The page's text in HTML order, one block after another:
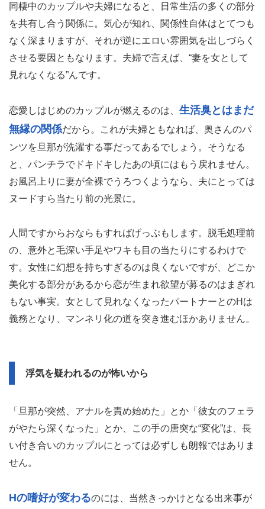
同棲中のカップルや夫婦になると、日常生活の多くの部分
を共有し合う関係に。気心が知れ、関係性自体はとてつも
なく深まりますが、それが逆にエロい雰囲気を出しづらく
させる要因ともなります。夫婦で言えば、“妻を女として
見れなくなる”んです。
恋愛しはじめのカップルが燃えるのは、 生活臭とはまだ
無縁の関係だから。これが夫婦ともなれば、奥さんのパ
ンツを旦那が洗濯する事だってあるでしょう。そうなる
と、パンチラでドキドキしたあの頃にはもう戻れません。
お風呂上りに妻が全裸でうろつくようなら、夫にとっては
ヌードすら当たり前の光景に。
人間ですからおならもすればげっぷもします。脱毛処理前
の、意外と毛深い手足やワキも目の当たりにするわけで
す。女性に幻想を持ちすぎるのは良くないですが、どこか
美化する部分があるから恋が生まれ欲望が募るのはまぎれ
もない事実。女として見れなくなったパートナーとのHは
義務となり、マンネリ化の道を突き進むほかありません。
浮気を疑われるのが怖いから
「旦那が突然、アナルを責め始めた」とか「彼女のフェラ
がやたら深くなった」とか、この手の唐突な“変化”は、長
い付き合いのカップルにとっては必ずしも朗報ではありま
せん。
Hの嗜好が変わるのには、当然きっかけとなる出来事が